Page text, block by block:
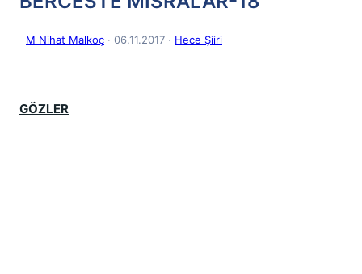
M Nihat Malkoç · 06.11.2017 · Hece Şiiri
GÖZLER